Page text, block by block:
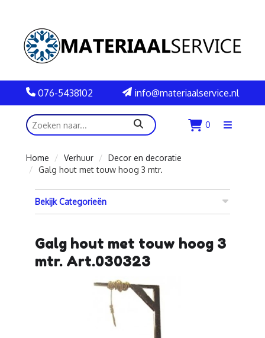
076-5438102 info@materiaalservice.nl
zoeken 0
Menu
Home
Verhuur
Decor en decoratie
Galg hout met touw hoog 3 mtr.
Bekijk Categorieën
Galg hout met touw hoog 3
mtr. Art.030323